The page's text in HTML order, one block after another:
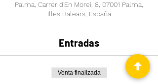
Palma, Carrer d'En Morei, 8, 07001 Palma,
Illes Balears, España
Entradas
Venta finalizada